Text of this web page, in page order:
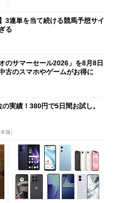
3連単を当て続ける競馬予想サイ
る
のサマーセール2026」を8月8日
古のスマホやゲームがお得に
実績！380円で5日間お試し。
舗）